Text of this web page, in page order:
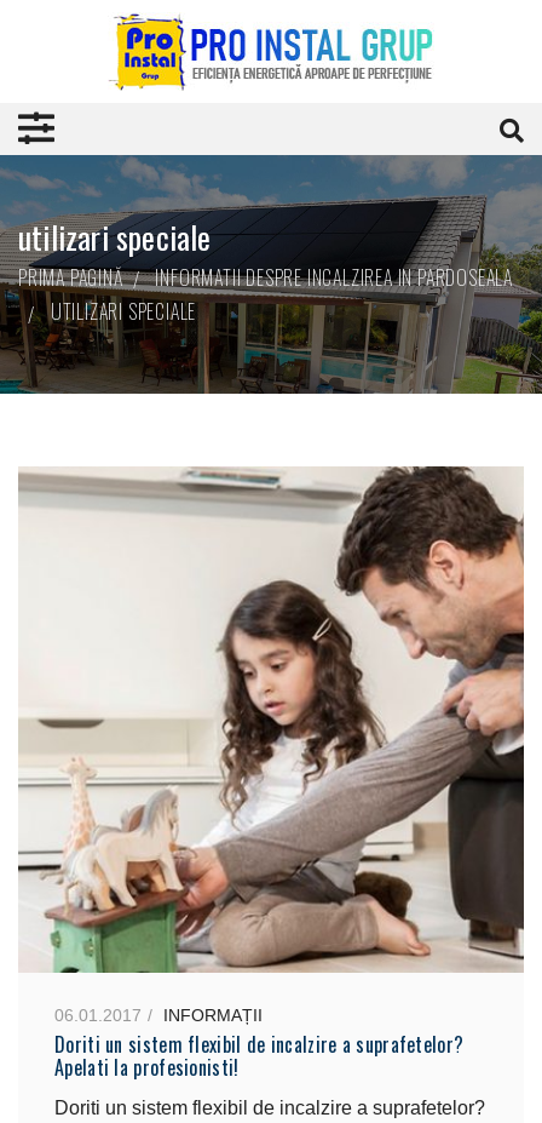
utilizari speciale
PRIMA PAGINĂ
INFORMATII DESPRE INCALZIREA IN PARDOSEALA
UTILIZARI SPECIALE
06.01.2017 INFORMAȚII
Doriti un sistem flexibil de incalzire a suprafetelor?
Apelati la profesionisti!
Doriti un sistem flexibil de incalzire a suprafetelor?